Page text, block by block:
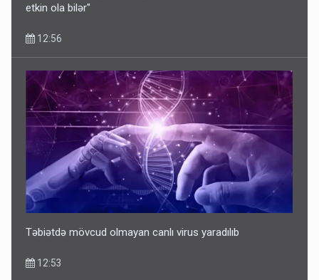
etkin ola bilər"
12:56
Təbiətdə mövcud olmayan canlı virus yaradılıb
12:53